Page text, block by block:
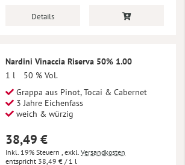
Details
Nardini Vinaccia Riserva 50% 1.00
1 l
50 % Vol.
Grappa aus Pinot, Tocai & Cabernet
3 Jahre Eichenfass
weich & würzig
38,49 €
Inkl. 19% Steuern , exkl. Versandkosten
38,49 € / 1 l